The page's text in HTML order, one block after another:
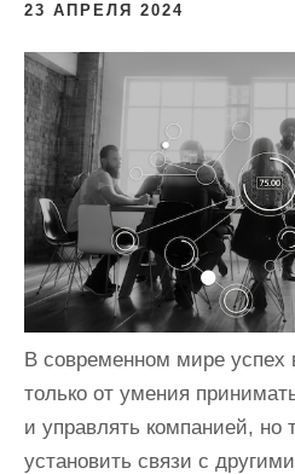
23 АПРЕЛЯ 2024
В современном мире успех
только от умения
и управлять компанией, но
установить связи с